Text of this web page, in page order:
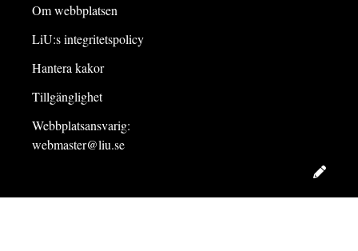
Om webbplatsen
LiU:s integritetspolicy
Hantera kakor
Tillgänglighet
Webbplatsansvarig:
webmaster@liu.se